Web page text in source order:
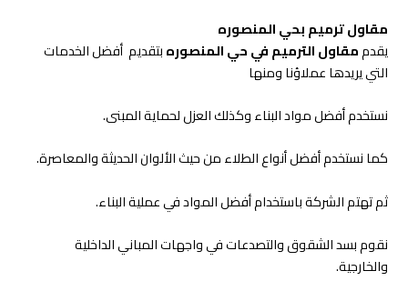
مقاول ترميم بحي المنصوره
يقدممقاول الترميم في حي المنصورهبتقديم أفضل الخدمات
التي يريدها عملاؤنا ومنها
نستخدم أفضل مواد البناء وكذلك العزل لحماية المبنى.
كما نستخدم أفضل أنواع الطلاء من حيث الألوان الحديثة والمعاصرة.
ثم تهتم الشركة باستخدام أفضل المواد في عملية البناء.
نقوم بسد الشقوق والتصدعات في واجهات المباني الداخلية
والخارجية.